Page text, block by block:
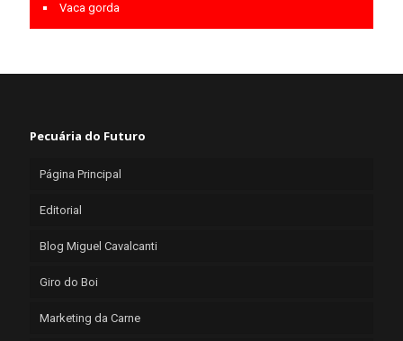
Vaca gorda
Pecuária do Futuro
Página Principal
Editorial
Blog Miguel Cavalcanti
Giro do Boi
Marketing da Carne